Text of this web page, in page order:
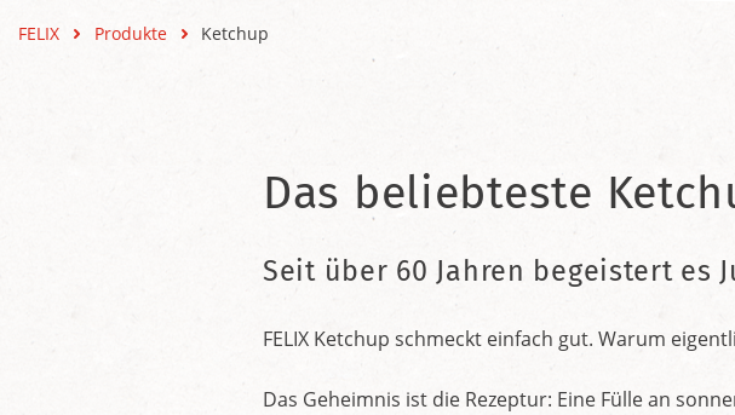
FELIX Produkte Ketchup
Das beliebteste
Seit über 60 Jahren begeistert es
FELIX Ketchup schmeckt einfach gut. Warum
Das Geheimnis ist die Rezeptur: Eine Fülle an